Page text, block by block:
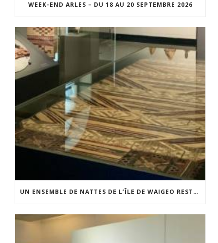
WEEK-END ARLES – DU 18 AU 20 SEPTEMBRE 2026
UN ENSEMBLE DE NATTES DE L’ÎLE DE WAIGEO RESTAURÉ GRÂCE AU SOUTIEN DU CERCLE LÉVI-STRAUSS